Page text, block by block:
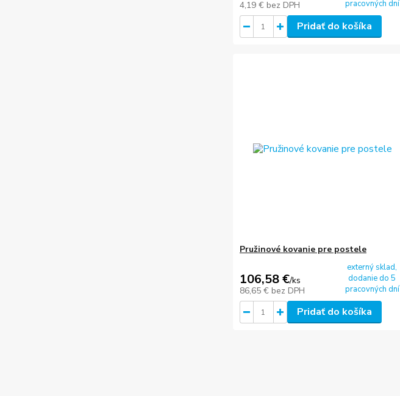
4,19 € bez DPH
pracovných dní
Pridať do košíka
Pružinové kovanie pre postele
106,58 €/ks
86,65 € bez DPH
externý sklad,
dodanie do 5
pracovných dní
Pridať do košíka